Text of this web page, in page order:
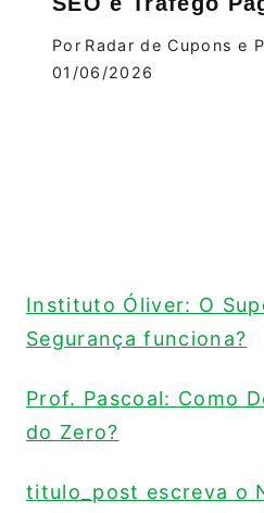
Por Radar de Cupons e
01/06/2026
Instituto Óliver: O
Segurança funciona?
Prof. Pascoal: Como
do Zero?
titulo_post escreva o